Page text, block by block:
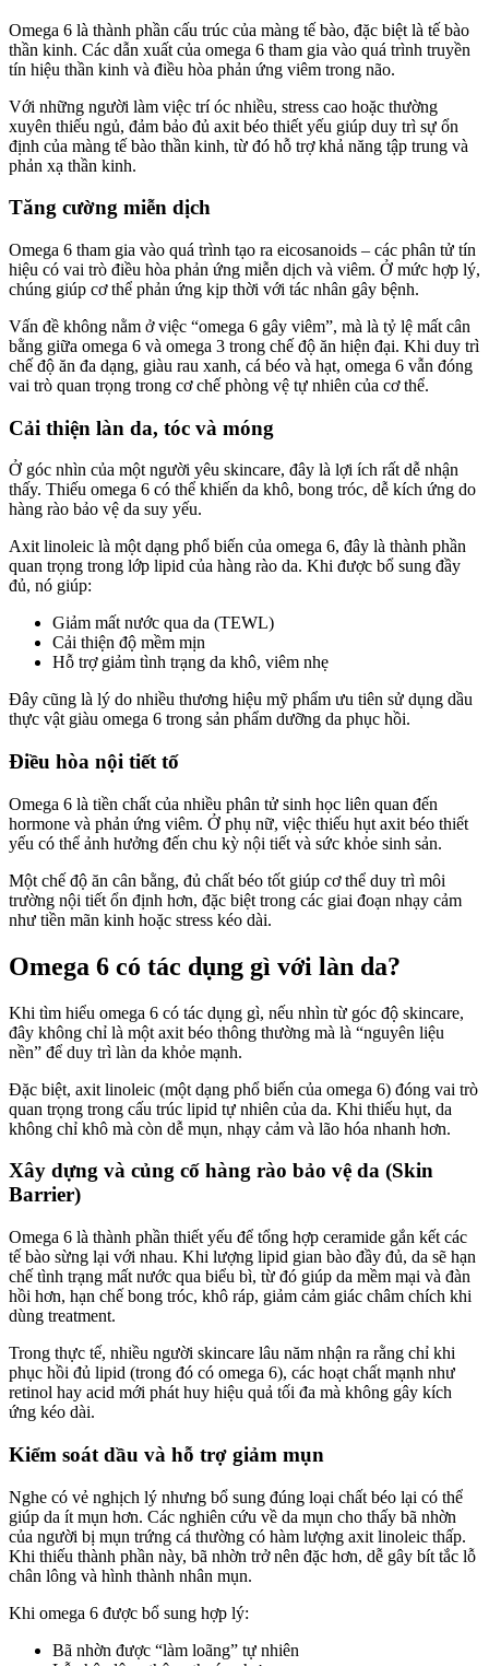
Omega 6 là thành phần cấu trúc của màng tế bào, đặc biệt là tế bào
thần kinh. Các dẫn xuất của omega 6 tham gia vào quá trình truyền
tín hiệu thần kinh và điều hòa phản ứng viêm trong não.
Với những người làm việc trí óc nhiều, stress cao hoặc thường
xuyên thiếu ngủ, đảm bảo đủ axit béo thiết yếu giúp duy trì sự ổn
định của màng tế bào thần kinh, từ đó hỗ trợ khả năng tập trung và
phản xạ thần kinh.
Tăng cường miễn dịch
Omega 6 tham gia vào quá trình tạo ra eicosanoids – các phân tử tín
hiệu có vai trò điều hòa phản ứng miễn dịch và viêm. Ở mức hợp lý,
chúng giúp cơ thể phản ứng kịp thời với tác nhân gây bệnh.
Vấn đề không nằm ở việc “omega 6 gây viêm”, mà là tỷ lệ mất cân
bằng giữa omega 6 và omega 3 trong chế độ ăn hiện đại. Khi duy trì
chế độ ăn đa dạng, giàu rau xanh, cá béo và hạt, omega 6 vẫn đóng
vai trò quan trọng trong cơ chế phòng vệ tự nhiên của cơ thể.
Cải thiện làn da, tóc và móng
Ở góc nhìn của một người yêu skincare, đây là lợi ích rất dễ nhận
thấy. Thiếu omega 6 có thể khiến da khô, bong tróc, dễ kích ứng do
hàng rào bảo vệ da suy yếu.
Axit linoleic là một dạng phổ biến của omega 6, đây là thành phần
quan trọng trong lớp lipid của hàng rào da. Khi được bổ sung đầy
đủ, nó giúp:
Giảm mất nước qua da (TEWL)
Cải thiện độ mềm mịn
Hỗ trợ giảm tình trạng da khô, viêm nhẹ
Đây cũng là lý do nhiều thương hiệu mỹ phẩm ưu tiên sử dụng dầu
thực vật giàu omega 6 trong sản phẩm dưỡng da phục hồi.
Điều hòa nội tiết tố
Omega 6 là tiền chất của nhiều phân tử sinh học liên quan đến
hormone và phản ứng viêm. Ở phụ nữ, việc thiếu hụt axit béo thiết
yếu có thể ảnh hưởng đến chu kỳ nội tiết và sức khỏe sinh sản.
Một chế độ ăn cân bằng, đủ chất béo tốt giúp cơ thể duy trì môi
trường nội tiết ổn định hơn, đặc biệt trong các giai đoạn nhạy cảm
như tiền mãn kinh hoặc stress kéo dài.
Omega 6 có tác dụng gì với làn da?
Khi tìm hiểu omega 6 có tác dụng gì, nếu nhìn từ góc độ skincare,
đây không chỉ là một axit béo thông thường mà là “nguyên liệu
nền” để duy trì làn da khỏe mạnh.
Đặc biệt, axit linoleic (một dạng phổ biến của omega 6) đóng vai trò
quan trọng trong cấu trúc lipid tự nhiên của da. Khi thiếu hụt, da
không chỉ khô mà còn dễ mụn, nhạy cảm và lão hóa nhanh hơn.
Xây dựng và củng cố hàng rào bảo vệ da (Skin
Barrier)
Omega 6 là thành phần thiết yếu để tổng hợp ceramide gắn kết các
tế bào sừng lại với nhau. Khi lượng lipid gian bào đầy đủ, da sẽ hạn
chế tình trạng mất nước qua biểu bì, từ đó giúp da mềm mại và đàn
hồi hơn, hạn chế bong tróc, khô ráp, giảm cảm giác châm chích khi
dùng treatment.
Trong thực tế, nhiều người skincare lâu năm nhận ra rằng chỉ khi
phục hồi đủ lipid (trong đó có omega 6), các hoạt chất mạnh như
retinol hay acid mới phát huy hiệu quả tối đa mà không gây kích
ứng kéo dài.
Kiểm soát dầu và hỗ trợ giảm mụn
Nghe có vẻ nghịch lý nhưng bổ sung đúng loại chất béo lại có thể
giúp da ít mụn hơn. Các nghiên cứu về da mụn cho thấy bã nhờn
của người bị mụn trứng cá thường có hàm lượng axit linoleic thấp.
Khi thiếu thành phần này, bã nhờn trở nên đặc hơn, dễ gây bít tắc lỗ
chân lông và hình thành nhân mụn.
Khi omega 6 được bổ sung hợp lý:
Bã nhờn được “làm loãng” tự nhiên